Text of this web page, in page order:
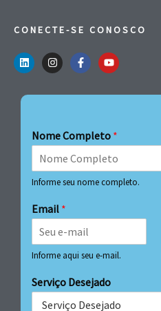
CONECTE-SE CONOSCO
Nome Completo *
Informe seu nome completo.
Email *
Informe aqui seu e-mail.
Serviço Desejado